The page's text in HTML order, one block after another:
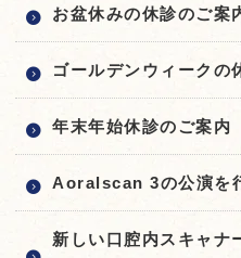
お盆休みの休診のご案
ゴールデンウィークの
年末年始休診のご案内
Aoralscan 3の公演を
新しい口腔内スキャ